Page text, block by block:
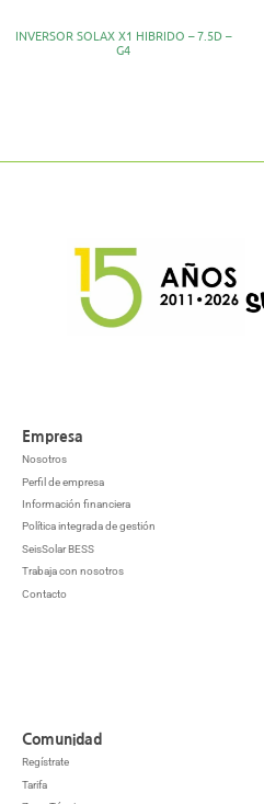
INVERSOR SOLAX X1 HIBRIDO – 7.5D –
G4
Empresa
Nosotros
Perfil de empresa
Información financiera
Política integrada de gestión
SeisSolar BESS
Trabaja con nosotros
Contacto
Comunidad
Regístrate
Tarifa